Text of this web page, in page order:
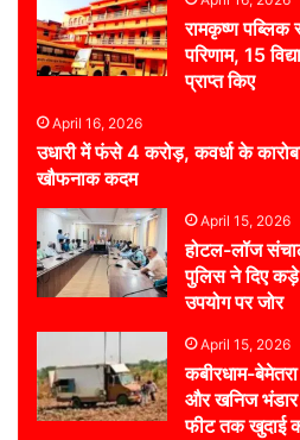
रामकृष्ण
परिणाम, 15
प्राप्त किए
April 16, 2026
उधारी में फंसे 4 करोड़, कवर्धा के
खौफनाक कदम
April 15, 2026
होटल-लॉज
पुलिस ने दिए कड़े
उपयोग पर जोर
April 15, 2026
कबीरधाम-
और खनिज भंडार
फीट तक खुदाई